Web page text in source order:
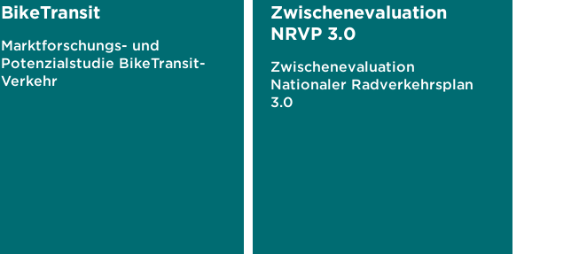
BikeTransit
Marktforschungs- und
Potenzialstudie BikeTransit-
Verkehr
Zwischenevaluation
NRVP 3.0
Zwischenevaluation
Nationaler Radverkehrsplan
3.0